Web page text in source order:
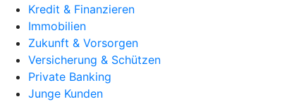
Kredit & Finanzieren
Immobilien
Zukunft & Vorsorgen
Versicherung & Schützen
Private Banking
Junge Kunden